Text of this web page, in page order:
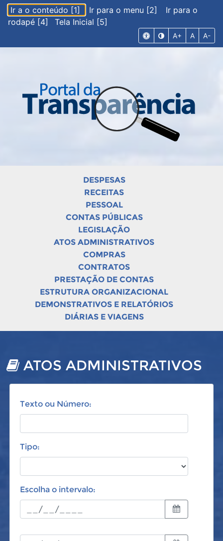
Ir a o conteúdo [1] Ir para o menu [2]
Ir para o
rodapé [4]
Tela Inicial [5]
A+ A A-
DESPESAS
RECEITAS
PESSOAL
CONTAS PÚBLICAS
LEGISLAÇÃO
ATOS ADMINISTRATIVOS
COMPRAS
CONTRATOS
PRESTAÇÃO DE CONTAS
ESTRUTURA ORGANIZACIONAL
DEMONSTRATIVOS E RELATÓRIOS
DIÁRIAS E VIAGENS
ATOS ADMINISTRATIVOS
Texto ou Número:
Tipo:
Escolha o intervalo: